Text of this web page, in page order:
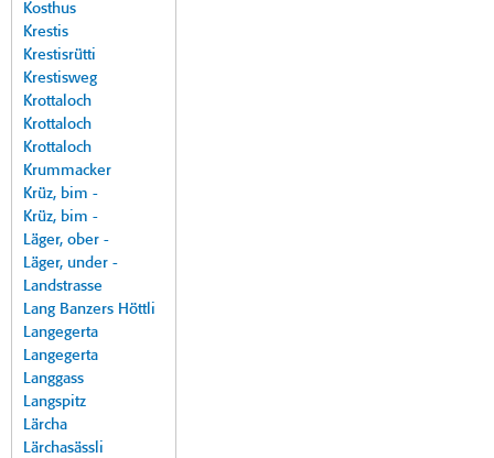
Kosthus
Krestis
Krestisrütti
Krestisweg
Krottaloch
Krottaloch
Krottaloch
Krummacker
Krüz, bim -
Krüz, bim -
Läger, ober -
Läger, under -
Landstrasse
Lang Banzers Höttli
Langegerta
Langegerta
Langgass
Langspitz
Lärcha
Lärchasässli